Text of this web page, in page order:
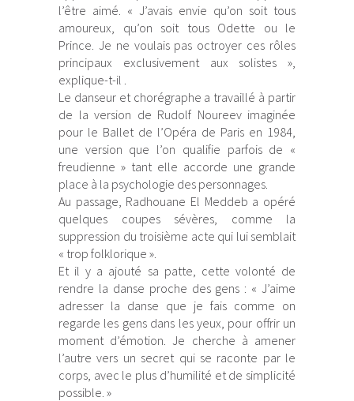
l’être aimé. « J’avais envie qu’on soit tous
amoureux, qu’on soit tous Odette ou le
Prince. Je ne voulais pas octroyer ces rôles
principaux exclusivement aux solistes »,
explique-t-il .
Le danseur et chorégraphe a travaillé à partir
de la version de Rudolf Noureev imaginée
pour le Ballet de l’Opéra de Paris en 1984,
une version que l’on qualifie parfois de «
freudienne » tant elle accorde une grande
place à la psychologie des personnages.
Au passage, Radhouane El Meddeb a opéré
quelques coupes sévères, comme la
suppression du troisième acte qui lui semblait
« trop folklorique ».
Et il y a ajouté sa patte, cette volonté de
rendre la danse proche des gens : « J’aime
adresser la danse que je fais comme on
regarde les gens dans les yeux, pour offrir un
moment d’émotion. Je cherche à amener
l’autre vers un secret qui se raconte par le
corps, avec le plus d’humilité et de simplicité
possible. »